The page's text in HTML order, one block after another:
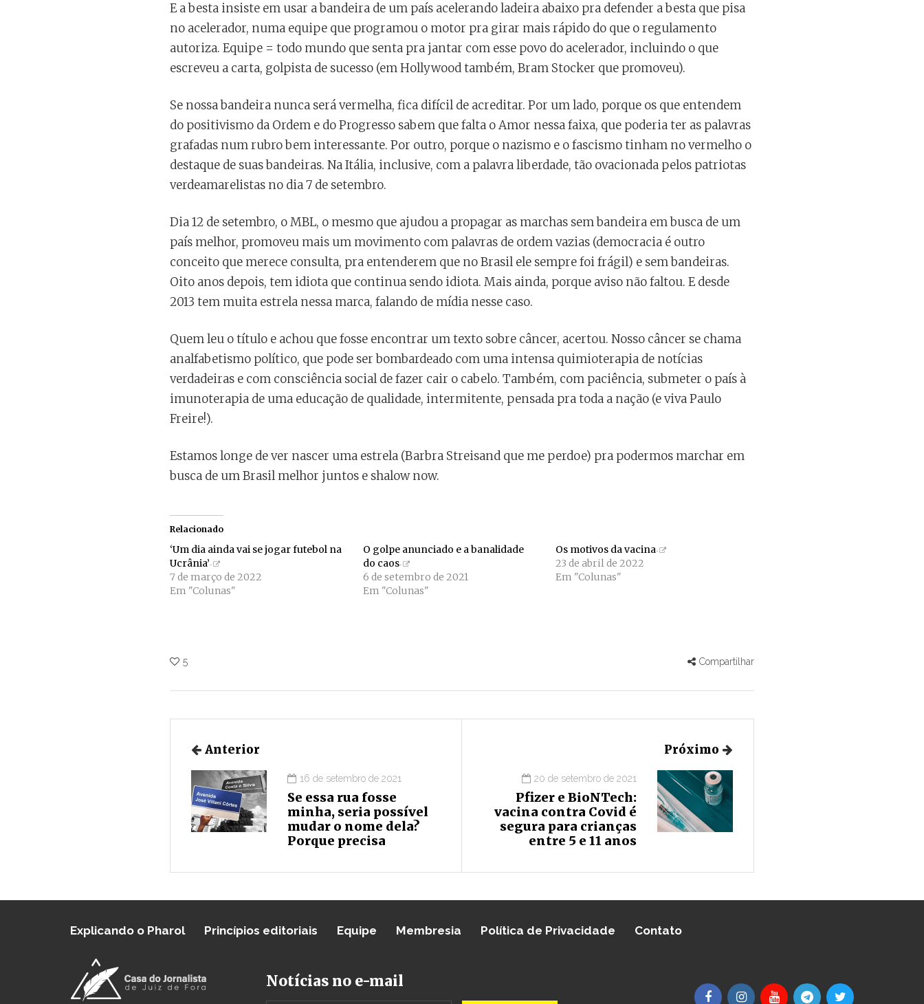
E a besta insiste em usar a bandeira de um país acelerando ladeira abaixo pra defender a besta que pisa
no acelerador, numa equipe que programou o motor pra girar mais rápido do que o regulamento
autoriza. Equipe = todo mundo que senta pra jantar com esse povo do acelerador, incluindo o que
escreveu a carta, golpista de sucesso (em Hollywood também, Bram Stocker que promoveu).
Se nossa bandeira nunca será vermelha, fica difícil de acreditar. Por um lado, porque os que entendem
do positivismo da Ordem e do Progresso sabem que falta o Amor nessa faixa, que poderia ter as palavras
grafadas num rubro bem interessante. Por outro, porque o nazismo e o fascismo tinham no vermelho o
destaque de suas bandeiras. Na Itália, inclusive, com a palavra liberdade, tão ovacionada pelos patriotas
verdeamarelistas no dia 7 de setembro.
Dia 12 de setembro, o MBL, o mesmo que ajudou a propagar as marchas sem bandeira em busca de um
país melhor, promoveu mais um movimento com palavras de ordem vazias (democracia é outro
conceito que merece consulta, pra entenderem que no Brasil ele sempre foi frágil) e sem bandeiras.
Oito anos depois, tem idiota que continua sendo idiota. Mais ainda, porque aviso não faltou. E desde
2013 tem muita estrela nessa marca, falando de mídia nesse caso.
Quem leu o título e achou que fosse encontrar um texto sobre câncer, acertou. Nosso câncer se chama
analfabetismo político, que pode ser bombardeado com uma intensa quimioterapia de notícias
verdadeiras e com consciência social de fazer cair o cabelo. Também, com paciência, submeter o país à
imunoterapia de uma educação de qualidade, intermitente, pensada pra toda a nação (e viva Paulo
Freire!).
Estamos longe de ver nascer uma estrela (Barbra Streisand que me perdoe) pra podermos marchar em
busca de um Brasil melhor juntos e shalow now.
Relacionado
‘Um dia ainda vai se jogar futebol na
Ucrânia’
7 de março de 2022
Em "Colunas"
O golpe anunciado e a banalidade
do caos
6 de setembro de 2021
Em "Colunas"
Os motivos da vacina
23 de abril de 2022
Em "Colunas"
5 Compartilhar
Anterior
16 de setembro de 2021
Se essa rua fosse
minha, seria possível
mudar o nome dela?
Porque precisa
Próximo
20 de setembro de 2021
Pfizer e BioNTech:
vacina contra Covid é
segura para crianças
entre 5 e 11 anos
Explicando o Pharol Princípios editoriais Equipe Membresia Política de Privacidade Contato
Notícias no e-mail